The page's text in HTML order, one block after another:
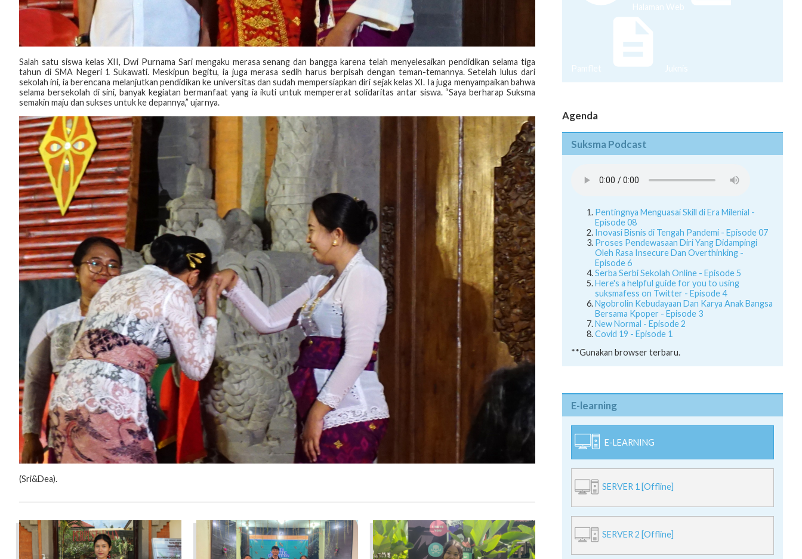
‎Salah satu siswa kelas XII, Dwi Purnama Sari mengaku merasa senang dan bangga karena telah menyelesaikan pendidikan selama tiga
tahun di SMA Negeri 1 Sukawati. Meskipun begitu, ia juga merasa sedih harus berpisah dengan teman-temannya. Setelah lulus dari
sekolah ini, ia berencana melanjutkan pendidikan ke universitas dan sudah mempersiapkan diri sejak kelas XI. Ia juga menyampaikan bahwa
selama bersekolah di sini, banyak kegiatan bermanfaat yang ia ikuti untuk mempererat solidaritas antar siswa. “Saya berharap Suksma
semakin maju dan sukses untuk ke depannya,” ujarnya.
‎(‎Sri&Dea).
Halaman Web
Pamflet Juknis
Agenda
Suksma Podcast
Pentingnya Menguasai Skill di Era Milenial -
Episode 08
Inovasi Bisnis di Tengah Pandemi - Episode 07
Proses Pendewasaan Diri Yang Didampingi
Oleh Rasa Insecure Dan Overthinking -
Episode 6
Serba Serbi Sekolah Online - Episode 5
Here's a helpful guide for you to using
suksmafess on Twitter - Episode 4
Ngobrolin Kebudayaan Dan Karya Anak Bangsa
Bersama Kpoper - Episode 3
New Normal - Episode 2
Covid 19 - Episode 1
**Gunakan browser terbaru.
E-learning
E-LEARNING
SERVER 1 [Offline]
SERVER 2 [Offline]